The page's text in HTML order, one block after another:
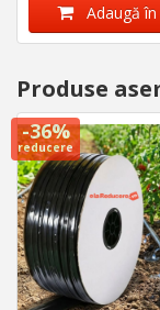
Adaugă în
Produse
-36%
reducere